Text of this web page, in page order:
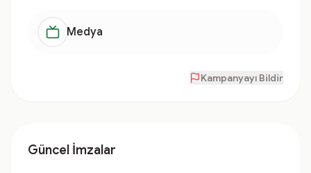
Medya
Kampanyayı Bildir
Güncel İmzalar